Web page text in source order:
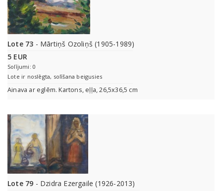
Lote 73 - Mārtiņš Ozoliņš (1905-1989)
5 EUR
Solījumi: 0
Lote ir noslēgta, solīšana beigusies
Ainava ar eglēm. Kartons, eļļa, 26,5x36,5 cm
Lote 79 - Dzidra Ezergaile (1926-2013)